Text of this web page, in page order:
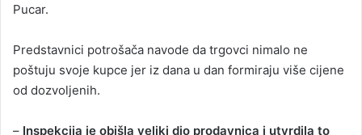
Pucar.
Predstavnici potrošača navode da trgovci nimalo ne
poštuju svoje kupce jer iz dana u dan formiraju više cijene
od dozvoljenih.
– Inspekcija je obišla veliki dio prodavnica i utvrdila to